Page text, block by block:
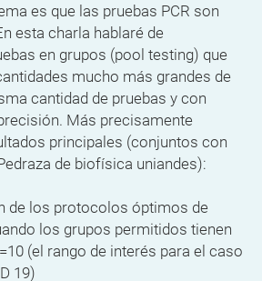
es que las pruebas PCR son
esta charla hablaré de
en grupos (pool testing) que
mucho más grandes de
cantidad de pruebas y con
Más precisamente
principales (conjuntos con
de biofísica uniandes):
de los protocolos óptimos de
los grupos permitidos tienen
(el rango de interés para el caso
19)